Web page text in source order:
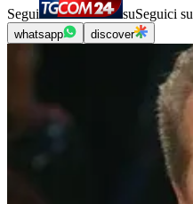
Segui suSeguici su
whatsapp discover